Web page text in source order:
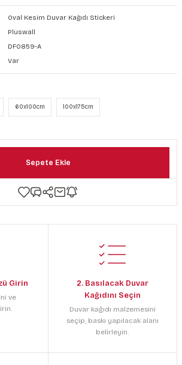
Oval Kesim Duvar Kağıdı Stickeri
Pluswall
DF0859-A
Var
60x100cm 100x175cm
Sepete Ekle
Girin
ve
2. Basılacak Duvar
Kağıdını Seçin
Duvar kağıdı malzemesini
seçip, baskı yapılacak alanı
belirleyin.